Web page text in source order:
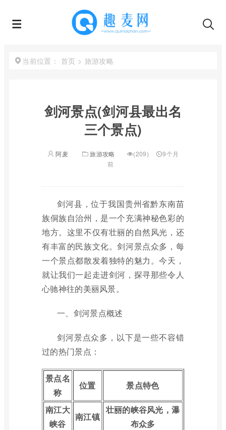
当前位置： 首页 > 旅游攻略
剑河景点(剑河县最出名
三个景点)
阿麦 旅游攻略 (209)
9个月
前
剑河县，位于我国贵州省黔东南苗
族侗族自治州，是一个充满神秘色彩的
地方。这里不仅有壮丽的自然风光，还
有丰富的民族文化。剑河景点众多，每
一个景点都散发着独特的魅力。今天，
就让我们一起走进剑河，探寻那些令人
心驰神往的美丽风景。
一、剑河景点概述
剑河景点众多，以下是一些不容错
过的热门景点：
景点名
称
位置 景点特色
南江大
峡谷
南江镇
壮丽的峡谷风光，瀑
布众多